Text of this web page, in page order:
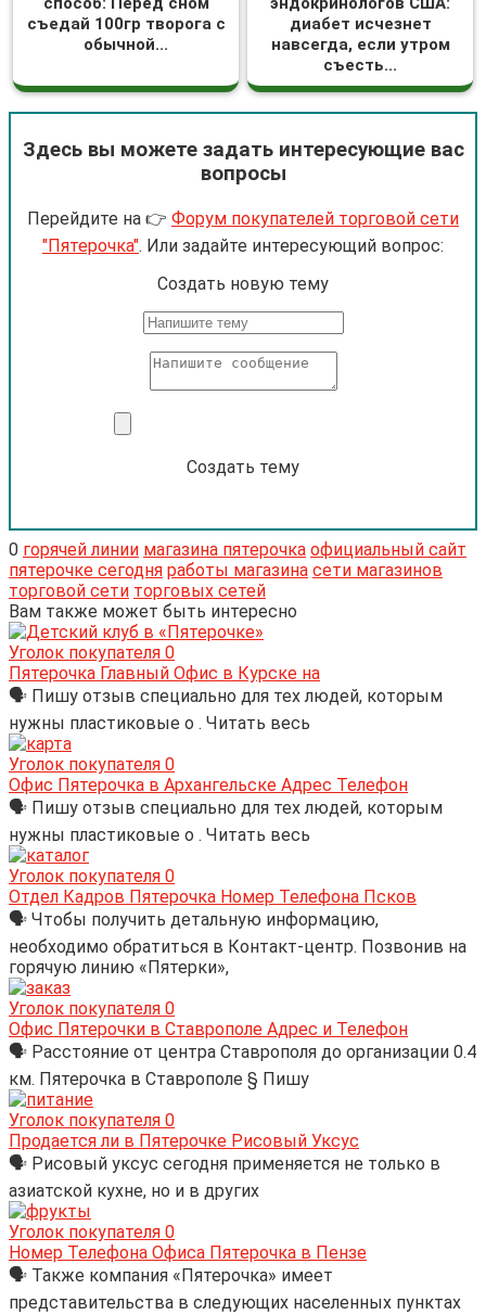
съедай 100гр творога с
обычной...
диабет исчезнет
навсегда, если утром
съесть...
Здесь вы можете задать интересующие вас
вопросы
Перейдите на 👉 Форум покупателей торговой сети
"Пятерочка". Или задайте интересующий вопрос:
Cоздать новую тему
Создать тему
0 горячей линии магазина пятерочка официальный сайт
пятерочке сегодня работы магазина сети магазинов
торговой сети торговых сетей
Вам также может быть интересно
Уголок покупателя 0
Пятерочка Главный Офис в Курске на
🗣 Пишу отзыв специально для тех людей, которым
нужны пластиковые о . Читать весь
Уголок покупателя 0
Офис Пятерочка в Архангельске Адрес Телефон
🗣 Пишу отзыв специально для тех людей, которым
нужны пластиковые о . Читать весь
Уголок покупателя 0
Отдел Кадров Пятерочка Номер Телефона Псков
🗣 Чтобы получить детальную информацию,
необходимо обратиться в Контакт-центр. Позвонив на
горячую линию «Пятерки»,
Уголок покупателя 0
Офис Пятерочки в Ставрополе Адрес и Телефон
🗣 Расстояние от центра Ставрополя до организации 0.4
км. Пятерочка в Ставрополе § Пишу
Уголок покупателя 0
Продается ли в Пятерочке Рисовый Уксус
🗣 Рисовый уксус сегодня применяется не только в
азиатской кухне, но и в других
Уголок покупателя 0
Номер Телефона Офиса Пятерочка в Пензе
🗣 Также компания «Пятерочка» имеет
представительства в следующих населенных пунктах